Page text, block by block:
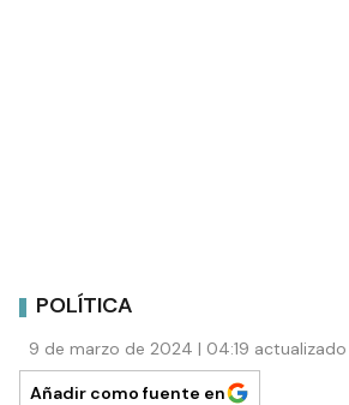
POLÍTICA
9 de marzo de 2024 | 04:19
Añadir como fuente en